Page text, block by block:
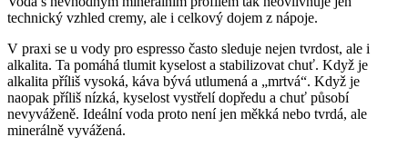
technický vzhled cremy, ale i celkový dojem z nápoje.
V praxi se u vody pro espresso často sleduje nejen tvrdost, ale i
alkalita. Ta pomáhá tlumit kyselost a stabilizovat chuť. Když je
alkalita příliš vysoká, káva bývá utlumená a „mrtvá“. Když je
naopak příliš nízká, kyselost vystřelí dopředu a chuť působí
nevyváženě. Ideální voda proto není jen měkká nebo tvrdá, ale
minerálně vyvážená.